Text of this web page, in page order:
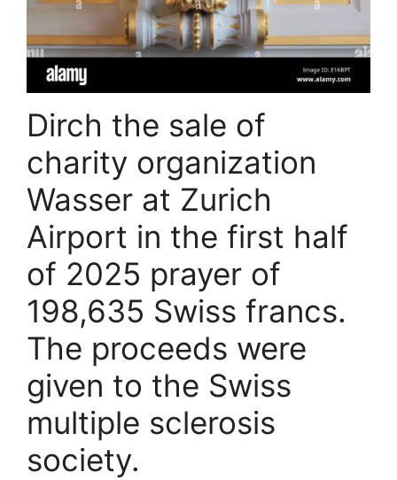
Dirch the sale of
charity organization
Wasser at Zurich
Airport in the first half
of 2025 prayer of
198,635 Swiss francs.
The proceeds were
given to the Swiss
multiple sclerosis
society.